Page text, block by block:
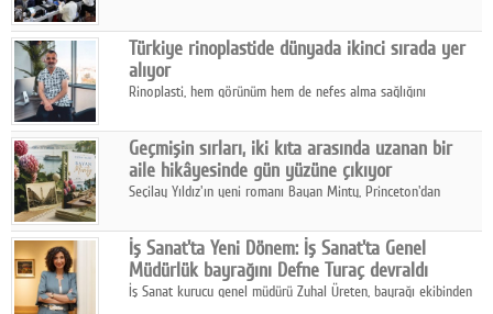
Türkiye rinoplastide dünyada ikinci sırada yer
alıyor
Rinoplasti, hem görünüm hem de nefes alma sağlığını
biri konumunda.
Geçmişin sırları, iki kıta arasında uzanan bir
aile hikâyesinde gün yüzüne çıkıyor
Seçilay Yıldız'ın yeni romanı Bayan Minty, Princeton'dan
katmanlı bir aile hikâyesi anlatıyor.
İş Sanat'ta Yeni Dönem: İş Sanat'ta Genel
Müdürlük bayrağını Defne Turaç devraldı
İş Sanat kurucu genel müdürü Zuhal Üreten, bayrağı ekibinden